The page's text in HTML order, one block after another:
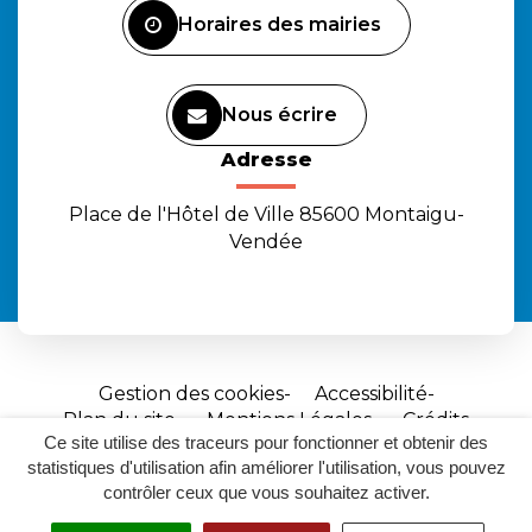
Ce site utilise des traceurs pour fonctionner et obtenir des
statistiques d'utilisation afin améliorer l'utilisation, vous pouvez
contrôler ceux que vous souhaitez activer.
Horaires des mairies
Nous écrire
Adresse
Place de l'Hôtel de Ville 85600 Montaigu-
Vendée
Gestion des cookies
Accessibilité
Plan du site
Mentions Légales
Crédits
Site
réalisé
par